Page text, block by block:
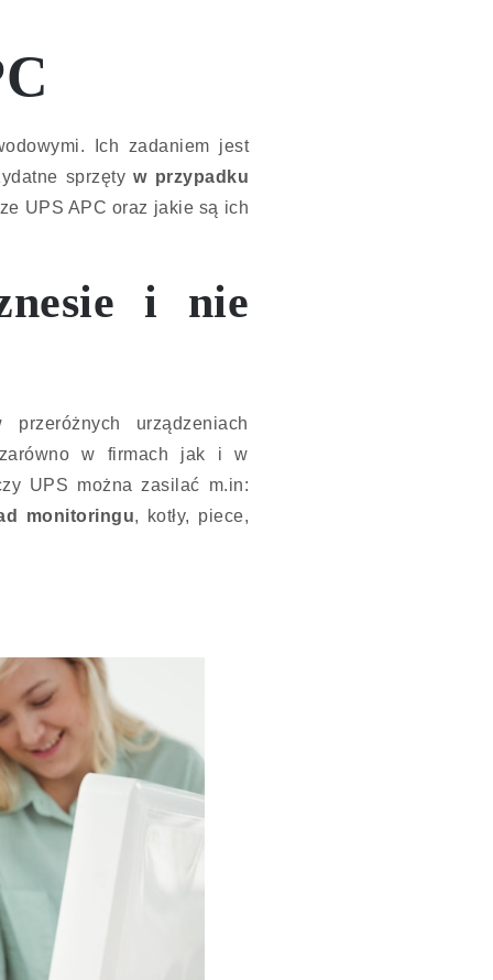
Ich zadaniem jest
sprzętyw przypadku
UPS APC oraz jakie są ich
i nie
urządzeniach
zarówno w firmach jak i w
UPS można zasilać m.in:
monitoringu, kotły, piece,